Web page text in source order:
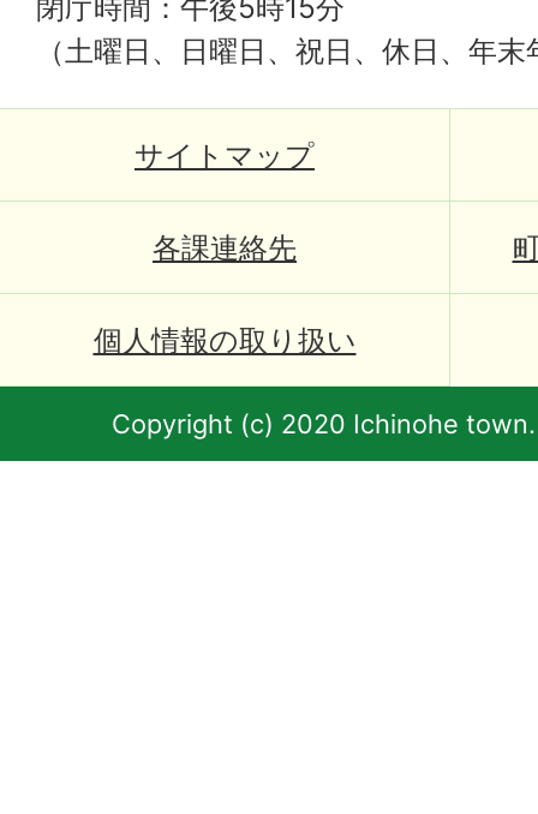
（土曜日、日曜日、祝日、休日、年
サイトマップ
各課連絡先
個人情報の取り扱い
Copyright (c) 2020 Ichinohe